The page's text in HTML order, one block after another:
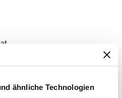
ähnliche Technologien